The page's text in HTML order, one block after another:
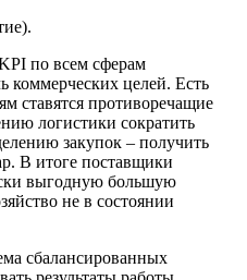
по всем сферам
коммерческих целей. Есть
ставятся противоречащие
логистики сократить
закупок – получить
В итоге поставщики
выгодную большую
не в состоянии
сбалансированных